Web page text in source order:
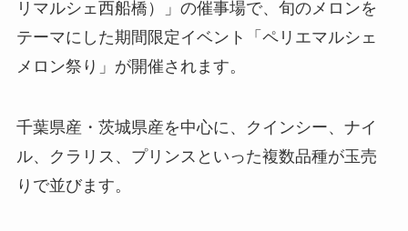
リマルシェ西船橋）」の催事場で、旬のメロンを
テーマにした期間限定イベント「ペリエマルシェ
メロン祭り」が開催されます。
千葉県産・茨城県産を中心に、クインシー、ナイ
ル、クラリス、プリンスといった複数品種が玉売
りで並びます。